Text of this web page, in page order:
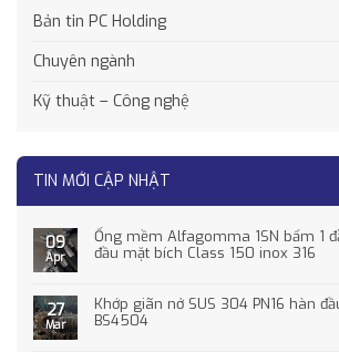
Bản tin PC Holding
Chuyên ngành
Kỹ thuật – Công nghệ
TIN MỚI CẬP NHẬT
09
Apr
Ống mềm Alfagomma 1SN bấm 1
đầu mặt bích Class 150 inox 316
27
Mar
Khớp giãn nở SUS 304 PN16 hàn
BS4504